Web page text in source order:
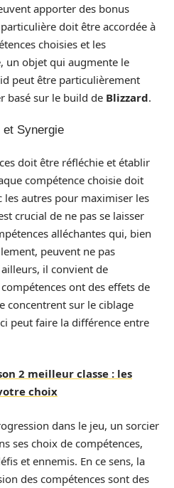
apporter des bonus
doit être accordée à
choisies et les
un objet qui augmente le
peut être particulièrement
basé sur le build de Blizzard.
et Synergie
doit être réfléchie et établir
compétence choisie doit
les autres pour maximiser les
crucial de ne pas se laisser
alléchantes qui, bien
peuvent ne pas
il convient de
ont des effets de
concentrent sur le ciblage
peut faire la différence entre
2 meilleur classe : les
choix
dans le jeu, un sorcier
ses choix de compétences,
et ennemis. En ce sens, la
des compétences sont des